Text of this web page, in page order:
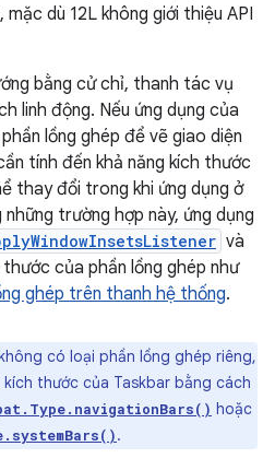
dù 12L không giới thiệu API
bằng cử chỉ, thanh tác vụ
linh động. Nếu ứng dụng của
lồng ghép để vẽ giao diện
tính đến khả năng kích thước
thay đổi trong khi ứng dụng ở
trường hợp này, ứng dụng
và
của phần lồng ghép như
ghép trên thanh hệ thống.
có loại phần lồng ghép riêng,
thước của Taskbar bằng cách
hoặc
.